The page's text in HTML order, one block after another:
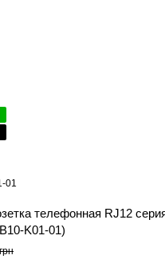
01
телефонная RJ12
K01-01)